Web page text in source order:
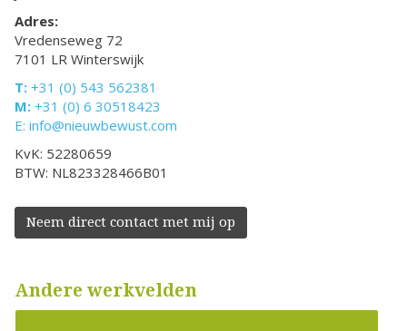
Adres:
Vredenseweg 72
7101 LR Winterswijk
T: +31 (0) 543 562381
M: +31 (0) 6 30518423
E: info@nieuwbewust.com
KvK: 52280659
BTW: NL823328466B01
Neem direct contact met mij op
Andere werkvelden